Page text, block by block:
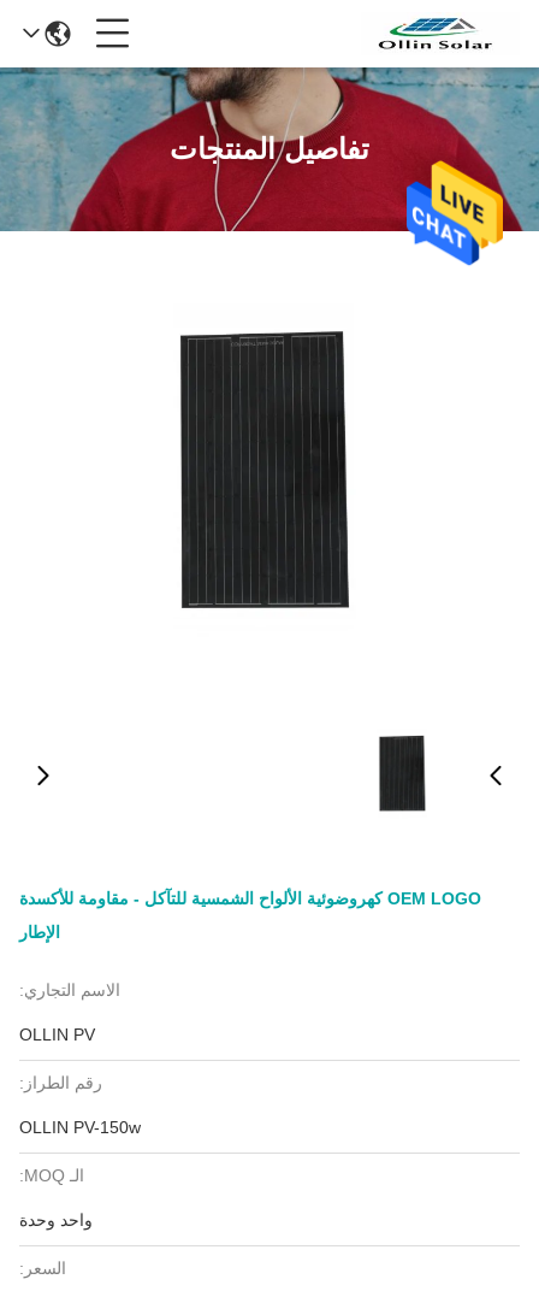
تفاصيل المنتجات
OEM LOGO كهروضوئية الألواح الشمسية للتآكل - مقاومة للأكسدة
الإطار
الاسم التجاري:
OLLIN PV
رقم الطراز:
OLLIN PV-150w
الـ MOQ:
واحد وحدة
السعر: